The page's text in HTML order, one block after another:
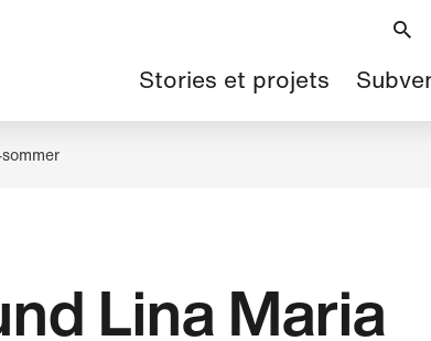
Navigation
principale
Stories et projets
Lina Maria